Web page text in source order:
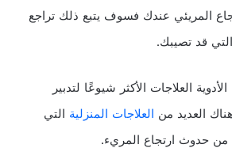
المريئي عندك فسوف يتبع ذلك تراجع
قد تصيبك.
العلاجات الأكثر شيوعًا لتدبير
العديد من العلاجات المنزلية التي
حدوث ارتجاع المريء.